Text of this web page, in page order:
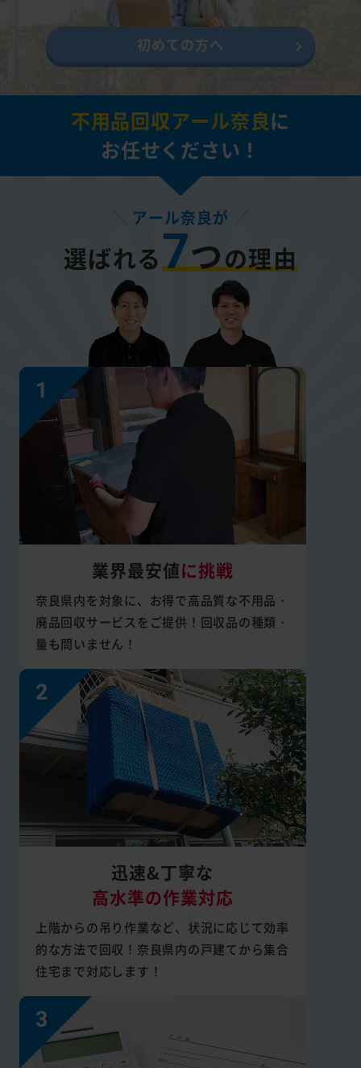
初めての方へ
不用品回収アール奈良に
お任せください！
アール奈良が
選ばれる7つの理由
業界最安値に挑戦
奈良県内を対象に、お得で高品質な不用品・
廃品回収サービスをご提供！回収品の種類・
量も問いません！
迅速&丁寧な
高水準の作業対応
上階からの吊り作業など、状況に応じて効率
的な方法で回収！奈良県内の戸建てから集合
住宅まで対応します！